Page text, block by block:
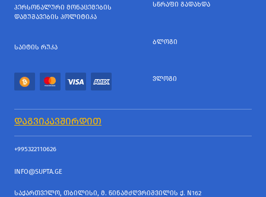
ᲞᲔᲠᲡᲝᲜᲐᲚᲣᲠᲘ ᲛᲝᲜᲐᲪᲔᲛᲔᲑᲘᲡ
ᲓᲐᲛᲣᲨᲐᲕᲔᲑᲘᲡ ᲞᲝᲚᲘᲢᲘᲙᲐ
ᲡᲐᲘᲢᲘᲡ ᲠᲣᲙᲐ
ᲡᲬᲠᲐᲤᲘ ᲒᲐᲓᲐᲮᲓᲐ
ᲑᲚᲝᲒᲘ
ᲕᲚᲝᲒᲘ
ᲓᲐᲒᲕᲘᲙᲐᲕᲨᲘᲠᲓᲘᲗ
+995322110626
INFO@SUPTA.GE
ᲡᲐᲥᲐᲠᲗᲕᲔᲚᲝ, ᲗᲑᲘᲚᲘᲡᲘ, Მ. ᲬᲘᲜᲐᲛᲫᲦᲕᲠᲘᲨᲕᲘᲚᲘᲡ Ქ. N162